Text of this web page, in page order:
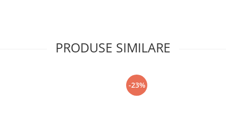
PRODUSE SIMILARE
-23%